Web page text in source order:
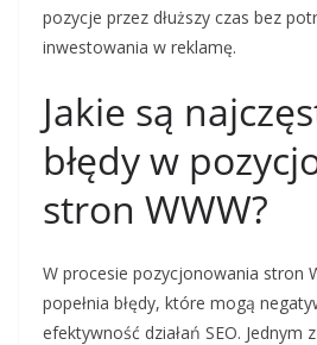
pozycje przez dłuższy czas bez
inwestowania w reklamę.
Jakie są
błędy w
stron WWW?
W procesie pozycjonowania stron
popełnia błędy, które mogą
efektywność działań SEO. Jednym